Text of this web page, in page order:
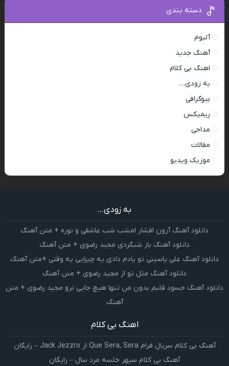
دسته بندی
آلبوم
آهنگ جدید
اهنگ بی کلام
به زودی…
بیوگرافی
ریمیکس
مداحی
مقالات
موزیک ویدیو
به زودی...
دانلود آهنگ آرون افشار امشب شب عاشقی و نوره + متن آهنگ
دانلود آهنگ باز شبگردی مجید رضوی + متن آهنگ
دانلود آهنگ علی یاسینی تو یادم دادی یه چیزایی یه وقتی +متن آهنگ
دانلود آهنگ مثل تو از مجید رضوی + متن آهنگ
دانلود آهنگ حسود قلبم بدون من تنها هیچ جایی نرو مجید رضوی + متن
آهنگ
اهنگ بی کلام
آهنگ بی کلام سریال فرام Que Sera, Sera از Jack Jezzro – رایگان
آهنگ بی کلام سپهر خلسه مرد سال – رایگان